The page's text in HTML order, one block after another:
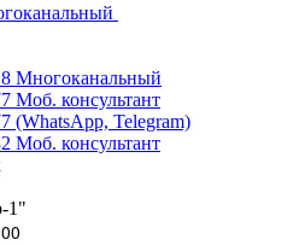
Многоканальный
Моб. консультант
(WhatsApp, Telegram)
Моб. консультант
1"